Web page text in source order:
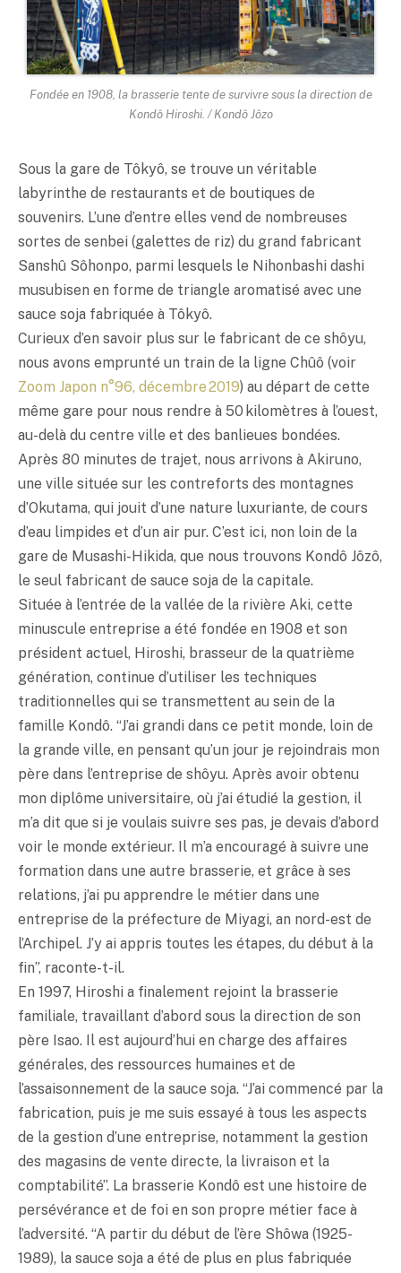
Fondée en 1908, la brasserie tente de survivre sous la direction de
Kondô Hiroshi. / Kondô Jôzo
Sous la gare de Tôkyô, se trouve un véritable
labyrinthe de restaurants et de boutiques de
souvenirs. L’une d’entre elles vend de nombreuses
sortes de senbei (galettes de riz) du grand fabricant
Sanshû Sôhonpo, parmi lesquels le Nihonbashi dashi
musubisen en forme de triangle aromatisé avec une
sauce soja fabriquée à Tôkyô.
Curieux d’en savoir plus sur le fabricant de ce shôyu,
nous avons emprunté un train de la ligne Chûô (voir
Zoom Japon n°96, décembre 2019) au départ de cette
même gare pour nous rendre à 50 kilomètres à l’ouest,
au-delà du centre ville et des banlieues bondées.
Après 80 minutes de trajet, nous arrivons à Akiruno,
une ville située sur les contreforts des montagnes
d’Okutama, qui jouit d’une nature luxuriante, de cours
d’eau limpides et d’un air pur. C’est ici, non loin de la
gare de Musashi-Hikida, que nous trouvons Kondô Jôzô,
le seul fabricant de sauce soja de la capitale.
Située à l’entrée de la vallée de la rivière Aki, cette
minuscule entreprise a été fondée en 1908 et son
président actuel, Hiroshi, brasseur de la quatrième
génération, continue d’utiliser les techniques
traditionnelles qui se transmettent au sein de la
famille Kondô. “J’ai grandi dans ce petit monde, loin de
la grande ville, en pensant qu’un jour je rejoindrais mon
père dans l’entreprise de shôyu. Après avoir obtenu
mon diplôme universitaire, où j’ai étudié la gestion, il
m’a dit que si je voulais suivre ses pas, je devais d’abord
voir le monde extérieur. Il m’a encouragé à suivre une
formation dans une autre brasserie, et grâce à ses
relations, j’ai pu apprendre le métier dans une
entreprise de la préfecture de Miyagi, an nord-est de
l’Archipel. J’y ai appris toutes les étapes, du début à la
fin”, raconte-t-il.
En 1997, Hiroshi a finalement rejoint la brasserie
familiale, travaillant d’abord sous la direction de son
père Isao. Il est aujourd’hui en charge des affaires
générales, des ressources humaines et de
l’assaisonnement de la sauce soja. “J’ai commencé par la
fabrication, puis je me suis essayé à tous les aspects
de la gestion d’une entreprise, notamment la gestion
des magasins de vente directe, la livraison et la
comptabilité”. La brasserie Kondô est une histoire de
persévérance et de foi en son propre métier face à
l’adversité. “A partir du début de l’ère Shôwa (1925-
1989), la sauce soja a été de plus en plus fabriquée